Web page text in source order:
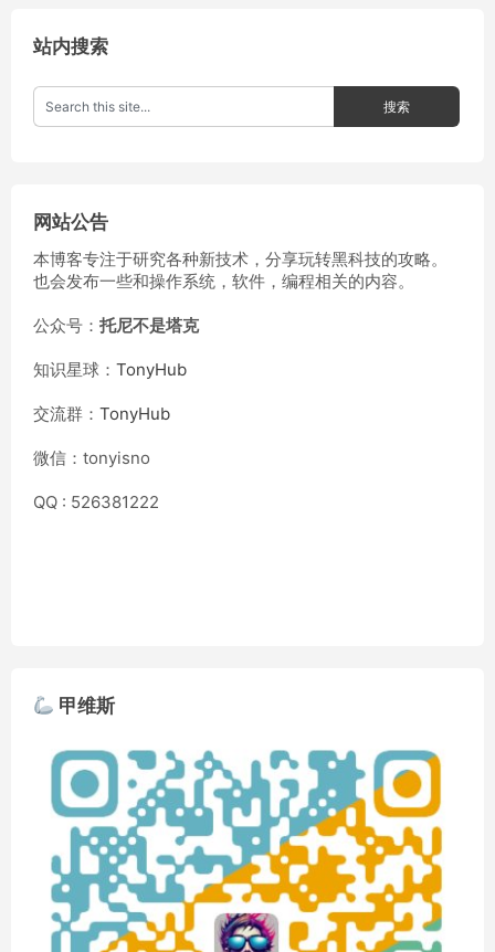
站内搜索
网站公告
本博客专注于研究各种新技术，分享玩转黑科技的攻略。
也会发布一些和操作系统，软件，编程相关的内容。
公众号： 托尼不是塔克
知识星球： TonyHub
交流群： TonyHub
微信：tonyisno
QQ : 526381222
甲维斯